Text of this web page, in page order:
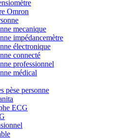
Omron
mecanique
impédancemètre
électronique
connecté
professionnel
médical
pèse personne
ECG